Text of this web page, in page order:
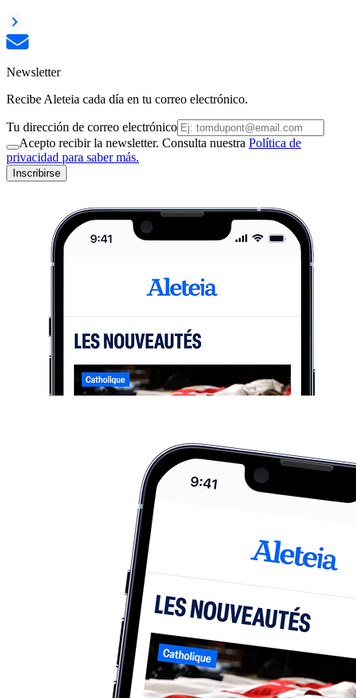
Newsletter
Recibe Aleteia cada día en tu correo electrónico.
Tu dirección de correo electrónico
Acepto recibir la newsletter. Consulta nuestra Política de
privacidad para saber más.
Inscribirse